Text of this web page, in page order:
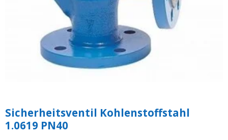
Sicherheitsventil Kohlenstoffstahl
1.0619 PN40